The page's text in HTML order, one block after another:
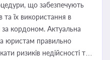
що забезпечують
та їх використання в
за кордоном. Актуальна
юристам правильно
ризиків недійсності та